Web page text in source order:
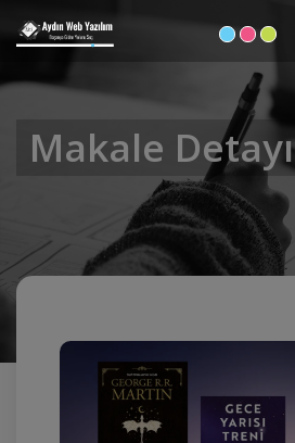
Makale Detayı